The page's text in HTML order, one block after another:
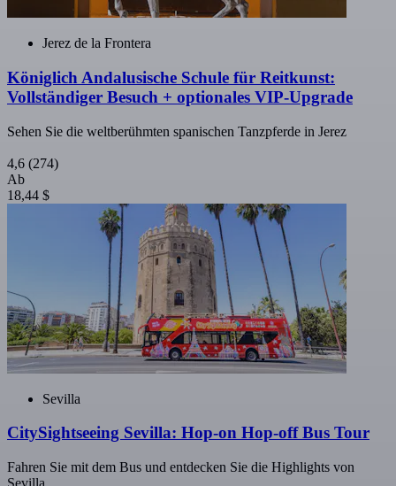
Jerez de la Frontera
Königlich Andalusische Schule für Reitkunst:
Vollständiger Besuch + optionales VIP-Upgrade
Sehen Sie die weltberühmten spanischen Tanzpferde in Jerez
4,6 (274)
Ab
18,44 $
Sevilla
CitySightseeing Sevilla: Hop-on Hop-off Bus Tour
Fahren Sie mit dem Bus und entdecken Sie die Highlights von